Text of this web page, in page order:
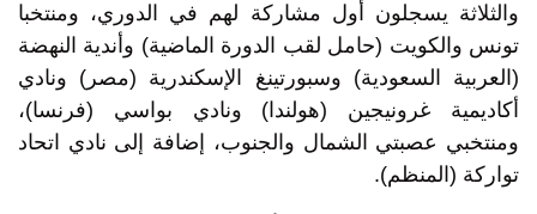
والثلاثة يسجلون أول مشاركة لهم في الدوري، ومنتخبا
تونس والكويت (حامل لقب الدورة الماضية) وأندية النهضة
(العربية السعودية) وسبورتينغ الإسكندرية (مصر) ونادي
أكاديمية غرونيجين (هولندا) ونادي بواسي (فرنسا)،
ومنتخبي عصبتي الشمال والجنوب، إضافة إلى نادي اتحاد
تواركة (المنظم).